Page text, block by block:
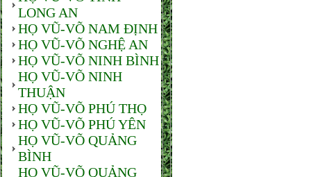
LONG AN
HỌ VŨ-VÕ NAM ĐỊNH
HỌ VŨ-VÕ NGHỆ AN
HỌ VŨ-VÕ NINH BÌNH
HỌ VŨ-VÕ NINH
THUẬN
HỌ VŨ-VÕ PHÚ THỌ
HỌ VŨ-VÕ PHÚ YÊN
HỌ VŨ-VÕ QUẢNG
BÌNH
HỌ VŨ-VÕ QUẢNG